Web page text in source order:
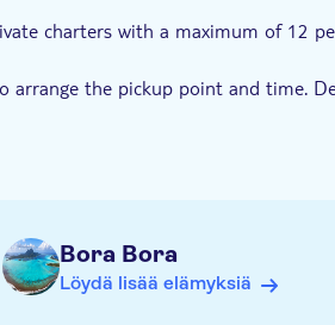
charters with a maximum of 12
the pickup point and time.
short walk up stairs to get to a star
Bora Bora
Löydä lisää elämyksiä